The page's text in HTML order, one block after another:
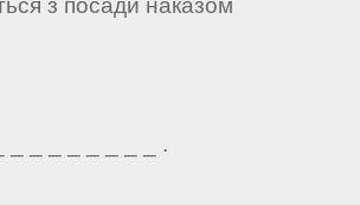
з посади наказом
_ _ _ _ _ _ _ _ .